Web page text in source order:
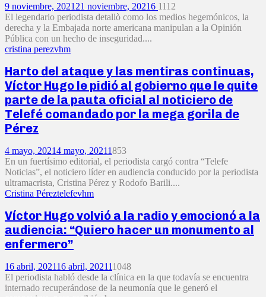
9 noviembre, 2021 21 noviembre, 20216 1112
El legendario periodista detallò como los medios hegemónicos, la
derecha y la Embajada norte americana manipulan a la Opinión
Pública con un hecho de inseguridad....
cristina perezvhm
Harto del ataque y las mentiras continuas,
Víctor Hugo le pidió al gobierno que le quite
parte de la pauta oficial al noticiero de
Telefé comandado por la mega gorila de
Pérez
4 mayo, 20214 mayo, 20211853
En un fuertísimo editorial, el periodista cargó contra “Telefe
Noticias”, el noticiero líder en audiencia conducido por la periodista
ultramacrista, Cristina Pérez y Rodofo Barili....
Cristina Péreztelefevhm
Víctor Hugo volvió a la radio y emocionó a la
audiencia: “Quiero hacer un monumento al
enfermero”
16 abril, 202116 abril, 202111048
El periodista habló desde la clínica en la que todavía se encuentra
internado recuperándose de la neumonía que le generó el